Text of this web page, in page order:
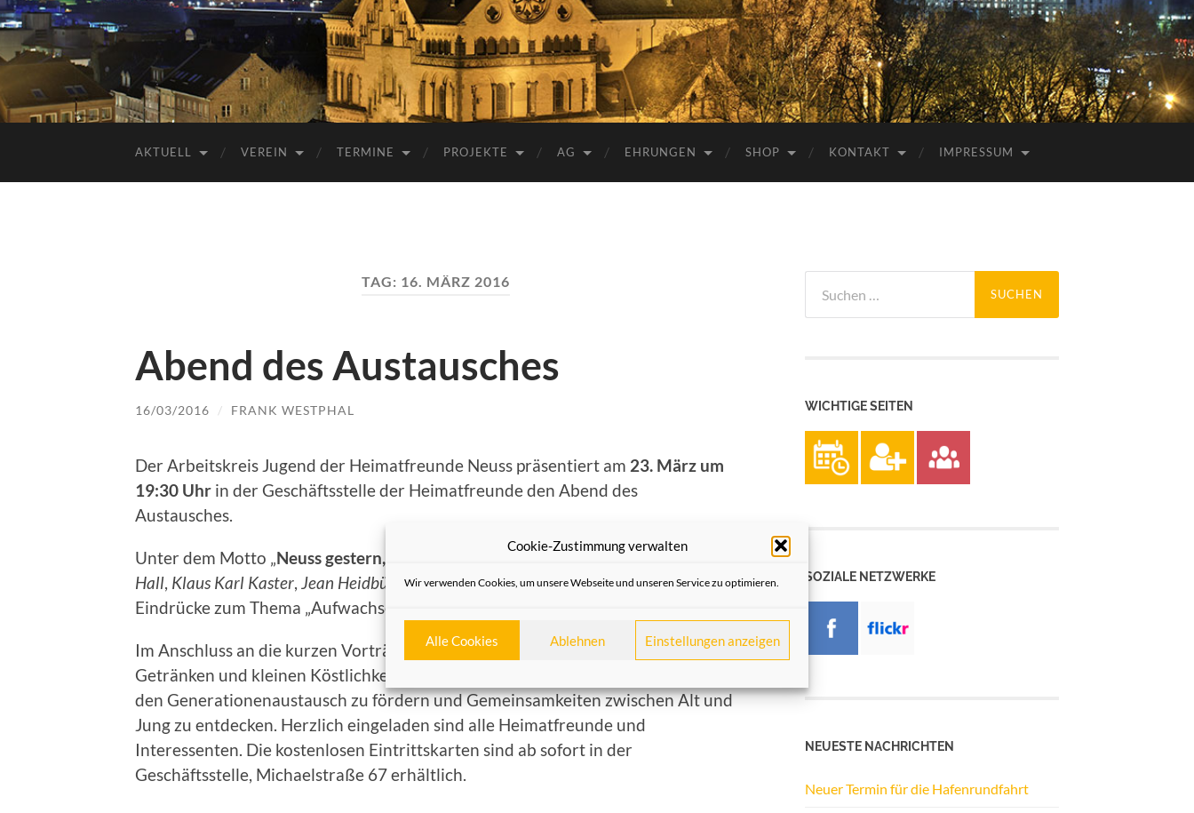
Cookie-Zustimmung verwalten
Wir verwenden Cookies, um unsere Webseite und unseren Service zu optimieren.
Alle Cookies Ablehnen Einstellungen anzeigen
AKTUELL VEREIN TERMINE PROJEKTE AG EHRUNGEN SHOP KONTAKT IMPRESSUM
TAG: 16. MÄRZ 2016
Abend des Austausches
16/03/2016 / FRANK WESTPHAL
Der Arbeitskreis Jugend der Heimatfreunde Neuss präsentiert am 23. März um
19:30 Uhr in der Geschäftsstelle der Heimatfreunde den Abend des
Austausches.
Unter dem Motto „Neuss gestern, heute und übermorgen“ werden Katharina
Hall, Klaus Karl Kaster, Jean HeidbüchelundGereon Breuerihre persönlichen
Eindrücke zum Thema „Aufwachsen in Neuss“ schildern.
Im Anschluss an die kurzen Vorträge sind alle zum geselligen Austausch bei
Getränken und kleinen Köstlichkeiten eingeladen. Ziel der Veranstaltung ist es,
den Generationenaustausch zu fördern und Gemeinsamkeiten zwischen Alt und
Jung zu entdecken. Herzlich eingeladen sind alle Heimatfreunde und
Interessenten. Die kostenlosen Eintrittskarten sind ab sofort in der
Geschäftsstelle, Michaelstraße 67 erhältlich.
nach:
WICHTIGE SEITEN
SOZIALE NETZWERKE
NEUESTE NACHRICHTEN
Neuer Termin für die Hafenrundfahrt